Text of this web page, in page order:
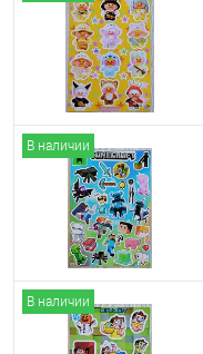
В наличии
В наличии